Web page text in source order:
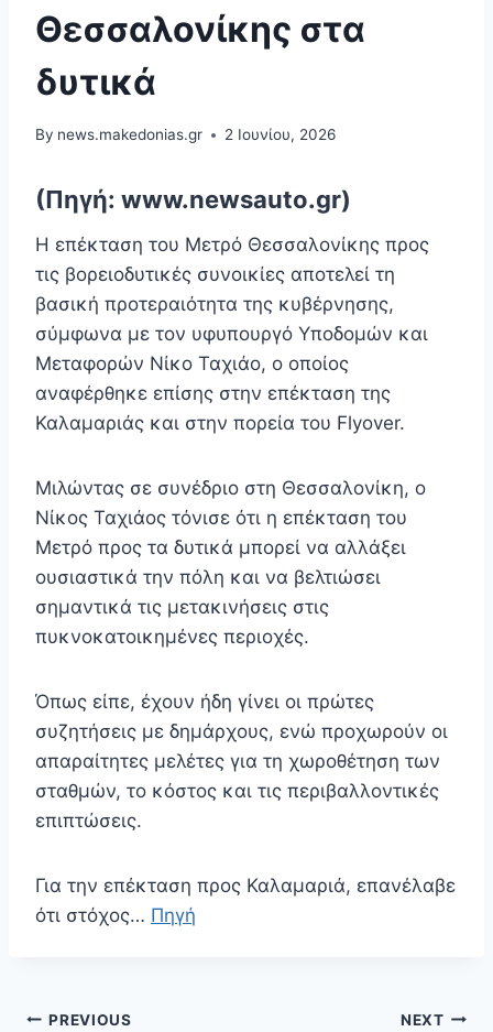
Θεσσαλονίκης στα
δυτικά
By news.makedonias.gr 2 Ιουνίου, 2026
(Πηγή: www.newsauto.gr)
Η επέκταση του Μετρό Θεσσαλονίκης προς
τις βορειοδυτικές συνοικίες αποτελεί τη
βασική προτεραιότητα της κυβέρνησης,
σύμφωνα με τον υφυπουργό Υποδομών και
Μεταφορών Νίκο Ταχιάο, ο οποίος
αναφέρθηκε επίσης στην επέκταση της
Καλαμαριάς και στην πορεία του Flyover.
Μιλώντας σε συνέδριο στη Θεσσαλονίκη, ο
Νίκος Ταχιάος τόνισε ότι η επέκταση του
Μετρό προς τα δυτικά μπορεί να αλλάξει
ουσιαστικά την πόλη και να βελτιώσει
σημαντικά τις μετακινήσεις στις
πυκνοκατοικημένες περιοχές.
Όπως είπε, έχουν ήδη γίνει οι πρώτες
συζητήσεις με δημάρχους, ενώ προχωρούν οι
απαραίτητες μελέτες για τη χωροθέτηση των
σταθμών, το κόστος και τις περιβαλλοντικές
επιπτώσεις.
Για την επέκταση προς Καλαμαριά, επανέλαβε
ότι στόχος… Πηγή
Πλοήγηση
PREVIOUS NEXT